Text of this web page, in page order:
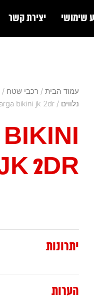
שימושי יצירת קשר
עמוד הבית / רכבי שטח /
נלווים / Targa bikini jk 2dr
2DR
יתרונות
הערות